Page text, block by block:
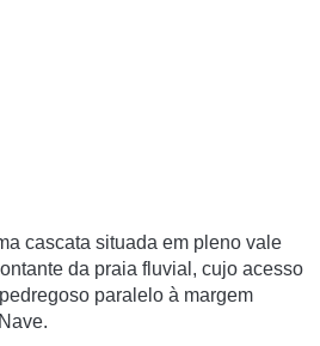
cascata situada em pleno vale
da praia fluvial, cujo acesso
paralelo à margem